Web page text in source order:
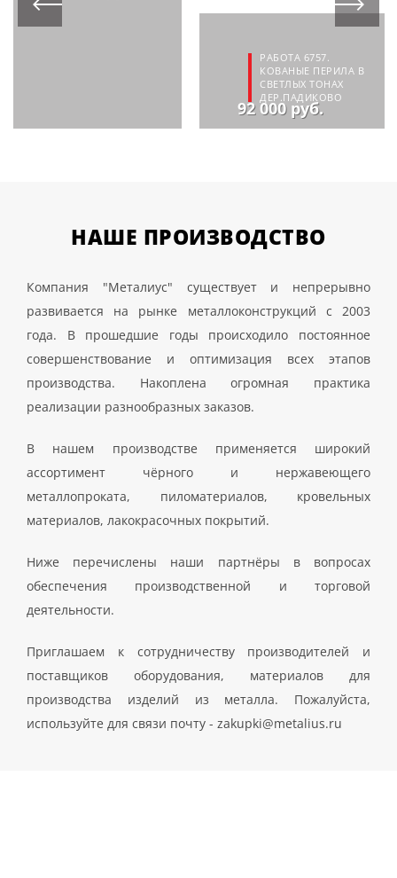
РАБОТА 6757.
КОВАНЫЕ ПЕРИЛА В
СВЕТЛЫХ ТОНАХ
ДЕР.ПАДИКОВО
92 000 руб.
НАШЕ ПРОИЗВОДСТВО
Компания "Металиус" существует и непрерывно
развивается на рынке металлоконструкций с 2003
года. В прошедшие годы происходило постоянное
совершенствование и оптимизация всех этапов
производства. Накоплена огромная практика
реализации разнообразных заказов.
В нашем производстве применяется широкий
ассортимент чёрного и нержавеющего
металлопроката, пиломатериалов, кровельных
материалов, лакокрасочных покрытий.
Ниже перечислены наши партнёры в вопросах
обеспечения производственной и торговой
деятельности.
Приглашаем к сотрудничеству производителей и
поставщиков оборудования, материалов для
производства изделий из металла. Пожалуйста,
используйте для связи почту - zakupki@metalius.ru